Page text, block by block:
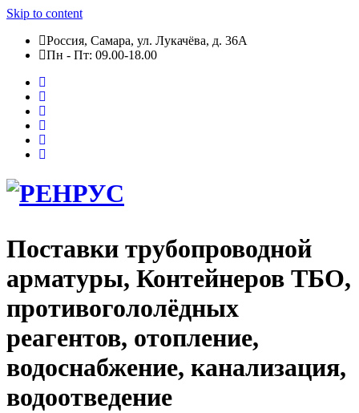
Skip to content
Россия, Самара, ул. Лукачёва, д. 36А
Пн - Пт: 09.00-18.00
Поставки трубопроводной
арматуры, Контейнеров ТБО,
противогололёдных
реагентов, отопление,
водоснабжение, канализация,
водоотведение